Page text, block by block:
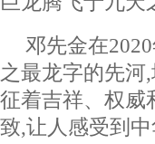
邓先金在
之最龙字的先河
征着吉祥、权威
致,让人感受到